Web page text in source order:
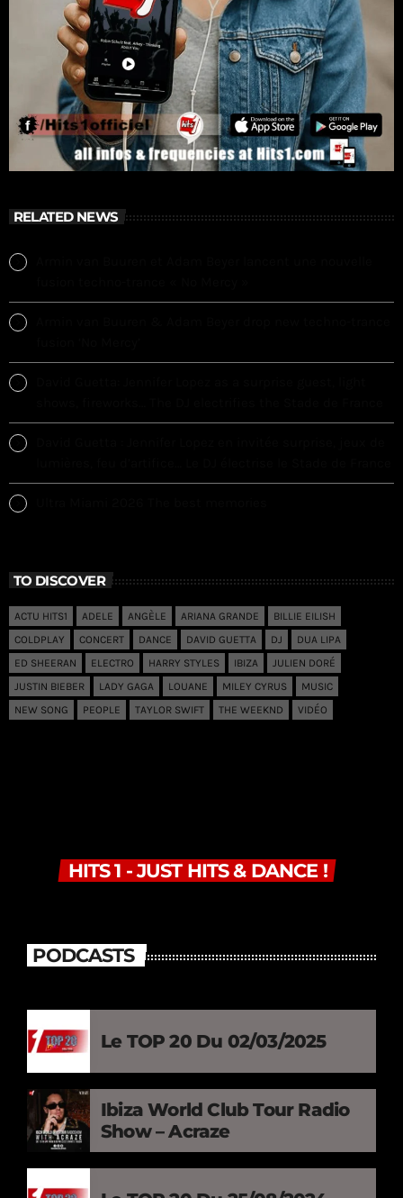
RELATED NEWS
TO DISCOVER
ACTU HITS1 ADELE ANGÈLE ARIANA GRANDE
BILLIE EILISH
COLDPLAY
CONCERT DANCE DAVID GUETTA DJ
DUA LIPA
ED SHEERAN
ELECTRO HARRY STYLES IBIZA
JULIEN DORÉ
JUSTIN BIEBER
LADY GAGA LOUANE MILEY CYRUS
MUSIC
NEW SONG
PEOPLE TAYLOR SWIFT THE WEEKND VIDÉO
HITS 1 - JUST HITS & DANCE !
PODCASTS
Le TOP 20 Du 02/03/2025
Ibiza World Club Tour Radio
Show – Acraze